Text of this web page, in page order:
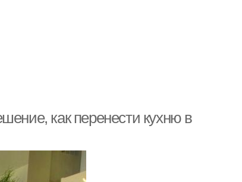
как перенести кухню в